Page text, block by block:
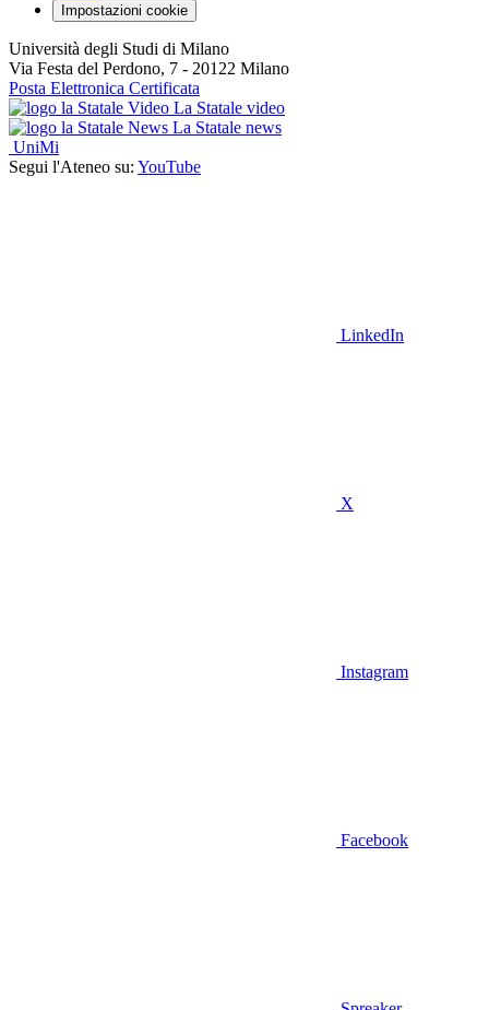
Impostazioni cookie
Università degli Studi di Milano
Via Festa del Perdono, 7 - 20122 Milano
Posta Elettronica Certificata
La Statale video
La Statale news
UniMi
Segui l'Ateneo su: YouTube
LinkedIn
X
Instagram
Facebook